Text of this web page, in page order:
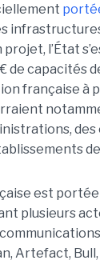
l’État
de capacités
française à
des
est portée
plusieurs
Artefact, Bull,